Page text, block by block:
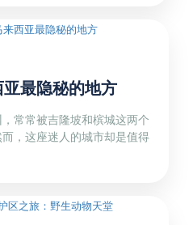
最隐秘的地方
常常被吉隆坡和槟城这两个
，这座迷人的城市却是值得